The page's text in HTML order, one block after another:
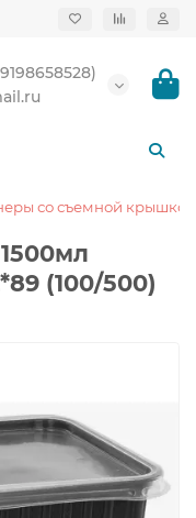
со съемной крышкой
(100/500)